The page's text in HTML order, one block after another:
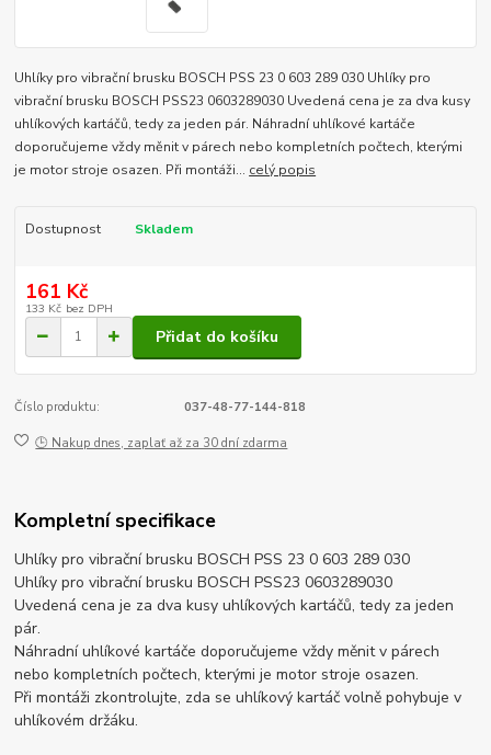
Uhlíky pro vibrační brusku BOSCH PSS 23 0 603 289 030 Uhlíky pro
vibrační brusku BOSCH PSS23 0603289030 Uvedená cena je za dva kusy
uhlíkových kartáčů, tedy za jeden pár. Náhradní uhlíkové kartáče
doporučujeme vždy měnit v párech nebo kompletních počtech, kterými
je motor stroje osazen. Při montáži... celý popis
Dostupnost Skladem
161 Kč
133 Kč bez DPH
Přidat do košíku
Číslo produktu: 037-48-77-144-818
🕒 Nakup dnes, zaplať až za 30 dní zdarma
Kompletní specifikace
Uhlíky pro vibrační brusku BOSCH PSS 23 0 603 289 030
Uhlíky pro vibrační brusku BOSCH PSS23 0603289030
Uvedená cena je za dva kusy uhlíkových kartáčů, tedy za jeden
pár.
Náhradní uhlíkové kartáče doporučujeme vždy měnit v párech
nebo kompletních počtech, kterými je motor stroje osazen.
Při montáži zkontrolujte, zda se uhlíkový kartáč volně pohybuje v
uhlíkovém držáku.